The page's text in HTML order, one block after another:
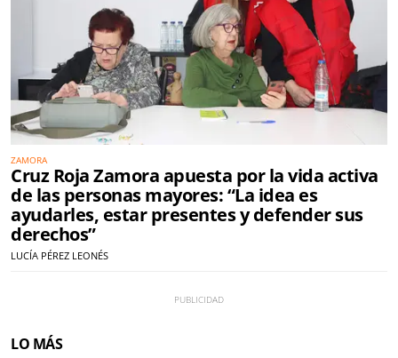
ZAMORA
Cruz Roja Zamora apuesta por la vida activa
de las personas mayores: “La idea es
ayudarles, estar presentes y defender sus
derechos”
LUCÍA PÉREZ LEONÉS
LO MÁS